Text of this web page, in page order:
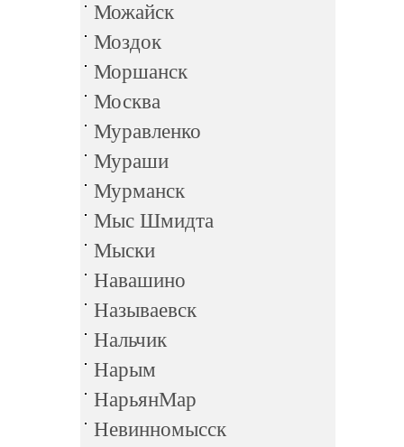
Можайск
Моздок
Моршанск
Москва
Муравленко
Мураши
Мурманск
Мыс Шмидта
Мыски
Навашино
Называевск
Нальчик
Нарым
НарьянМар
Невинномысск